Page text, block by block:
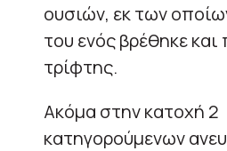
ουσιών, εκ των
του ενός βρέθηκε
τρίφτης.
Ακόμα στην κατοχή 2
κατηγορούμενων